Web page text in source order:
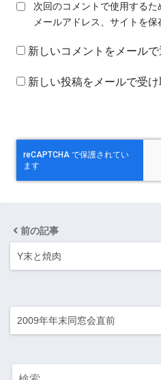
次回のコメントで使用するた
メールアドレス、サイトを保
新しいコメントをメールで
新しい投稿をメールで受け
前の記事
Y末と焼肉
2009年年末同窓会直前